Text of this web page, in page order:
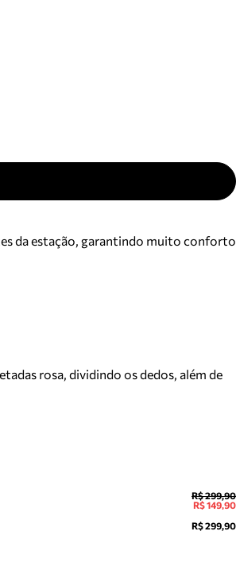
da estação, garantindo muito conforto
rosa, dividindo os dedos, além de
R$ 299,90
R$ 149,90
R$ 299,90